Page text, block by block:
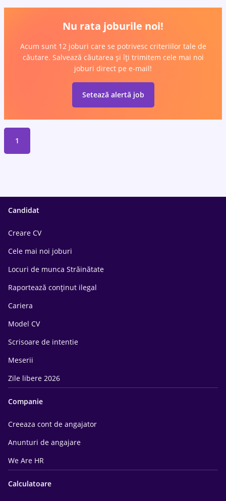
Nu rata joburile noi!
Acum sunt 12 joburi care se potrivesc criteriilor tale de
căutare. Salvează căutarea și îți trimitem cele mai noi
joburi direct pe e-mail!
Setează alertă job
1
Candidat
Creare CV
Cele mai noi joburi
Locuri de munca Străinătate
Raportează conținut ilegal
Cariera
Model CV
Scrisoare de intentie
Meserii
Zile libere 2026
Companie
Creeaza cont de angajator
Anunturi de angajare
We Are HR
Calculatoare